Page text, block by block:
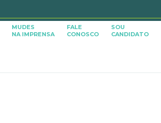
MUDES
NA IMPRENSA
FALE
CONOSCO
SOU
CANDIDATO